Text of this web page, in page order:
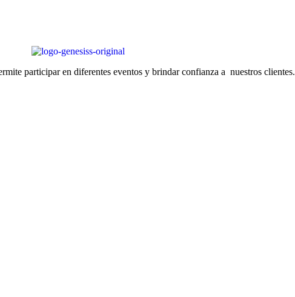
participar en diferentes eventos y brindar confianza a nuestros clientes.